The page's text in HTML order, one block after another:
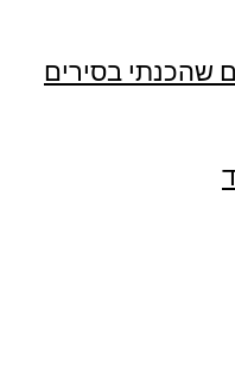
שהכנתי בסירים